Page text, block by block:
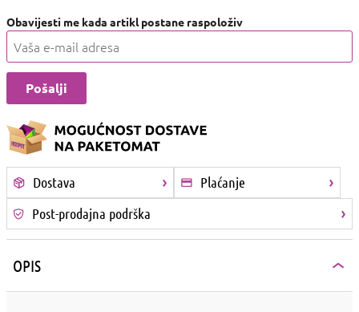
Obavijesti me kada artikl postane raspoloživ
Dostava
Plaćanje
Post-prodajna podrška
OPIS